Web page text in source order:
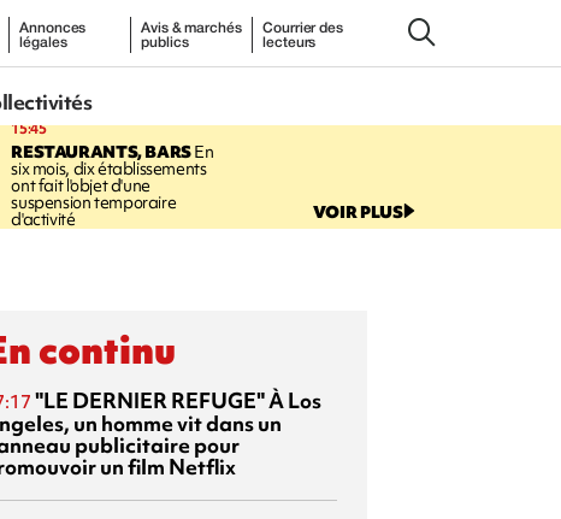
Annonces
légales
Avis & marchés
publics
Courrier des
lecteurs
15:45
RESTAURANTS, BARSEn
six mois, dix établissements
ont fait l'objet d'une
suspension temporaire
d'activité VOIR PLUS
continu
"LE DERNIER REFUGE"À Los
un homme vit dans un
publicitaire pour
un film Netflix